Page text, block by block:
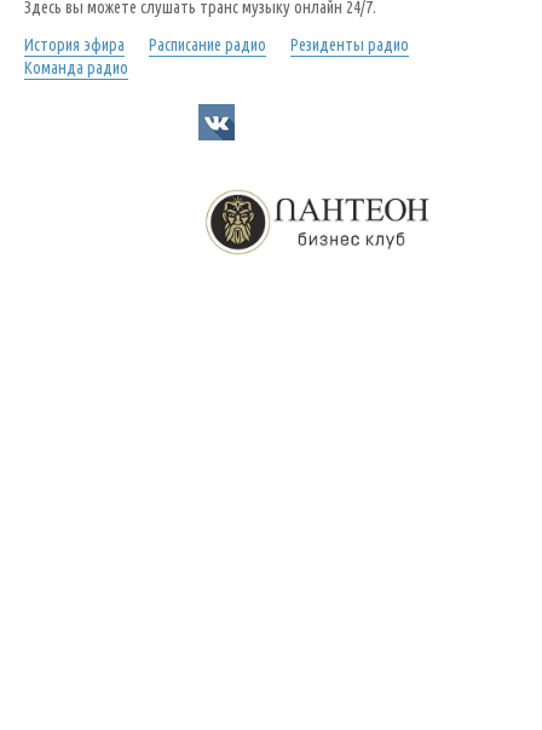
Здесь вы можете слушать транс музыку онлайн 24/7.
История эфира
Расписание радио
Резиденты радио
Команда радио